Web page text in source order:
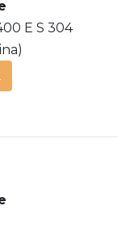
E S 304